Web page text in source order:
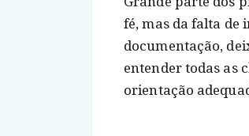
fé, mas da falta
documentação,
entender todas as
orientação